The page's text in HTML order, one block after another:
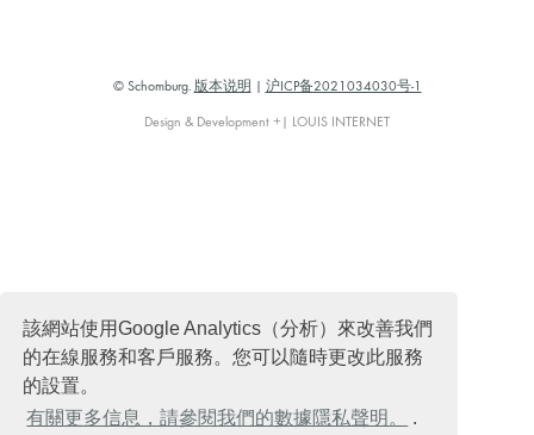
該網站使用Google Analytics（分析）來改善我們
的在線服務和客戶服務。您可以隨時更改此服務
的設置。
有關更多信息，請參閱我們的數據隱私聲明。
.
© Schomburg. 版本说明 沪ICP备2021034030号-1
Design & Development +| LOUIS INTERNET